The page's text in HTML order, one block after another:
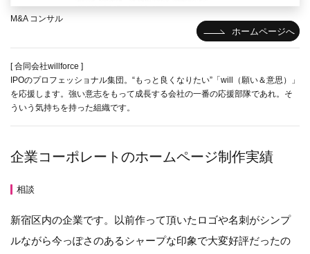
ホームページへ
M&A コンサル
[ 合同会社willforce ]
IPOのプロフェッショナル集団。“もっと良くなりたい”「will（願い＆意思）」
を応援します。強い意志をもって成長する会社の一番の応援部隊であれ。そ
ういう気持ちを持った組織です。
企業コーポレートのホームページ制作実績
相談
新宿区内の企業です。以前作って頂いたロゴや名刺がシンプ
ルながら今っぽさのあるシャープな印象で大変好評だったの